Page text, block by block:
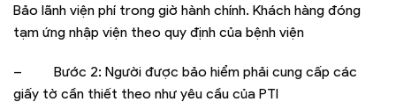
Bảo lãnh viện phí trong giờ hành chính. Khách hàng đóng
tạm ứng nhập viện theo quy định của bệnh viện
– Bước 2: Người được bảo hiểm phải cung cấp các
giấy tờ cần thiết theo như yêu cầu của PTI